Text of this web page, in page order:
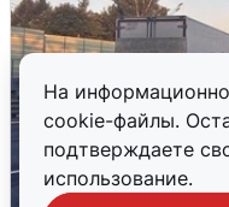
На
cookie-файлы.
подтверждаете
использование.